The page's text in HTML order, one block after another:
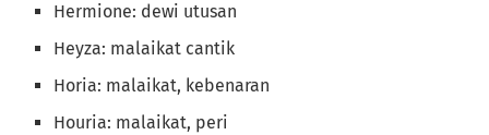
Hermione: dewi utusan
Heyza: malaikat cantik
Horia: malaikat, kebenaran
Houria: malaikat, peri